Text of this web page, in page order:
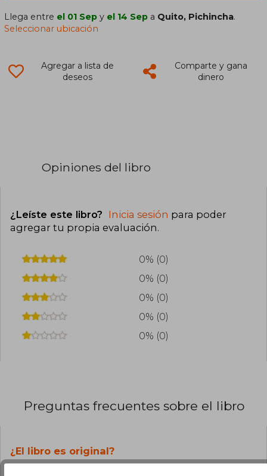
Llega entre el 01 Sep y el 14 Sep a Quito, Pichincha.
Seleccionar ubicación
Agregar a lista de
deseos
Comparte y gana
dinero
Opiniones del libro
¿Leíste este libro? Inicia sesión para poder
agregar tu propia evaluación.
0% (0)
0% (0)
0% (0)
0% (0)
0% (0)
Preguntas frecuentes sobre el libro
¿El libro es original?